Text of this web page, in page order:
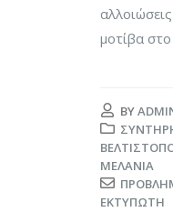
μοτίβα στο
BY
ΜΕΛΆΝΙΑ
ΕΚΤΥΠΩΤΉ